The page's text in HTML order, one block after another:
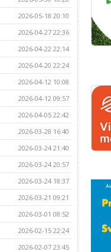
2026-05-18 20:10
2026-04-27 22:36
2026-04-22 22:14
2026-04-20 22:24
2026-04-12 10:08
2026-04-12 09:57
2026-04-05 22:42
2026-03-28 16:40
2026-03-24 21:40
2026-03-24 20:57
2026-03-24 18:37
2026-03-21 09:21
2026-03-01 08:52
2026-02-15 22:24
2026-02-07 23:45